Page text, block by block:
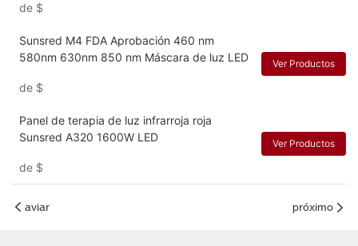
de $
Sunsred M4 FDA Aprobación 460 nm
580nm 630nm 850 nm Máscara de luz LED
de $
Ver Productos
Panel de terapia de luz infrarroja roja
Sunsred A320 1600W LED
de $
Ver Productos
aviar próximo